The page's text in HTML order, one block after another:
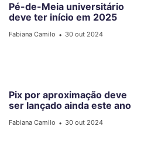
Pé-de-Meia universitário
deve ter início em 2025
Fabiana Camilo • 30 out 2024
Pix por aproximação deve
ser lançado ainda este ano
Fabiana Camilo • 30 out 2024